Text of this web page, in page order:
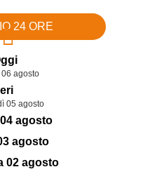
24 ORE
agosto
Ieri
05 agosto
agosto
agosto
02 agosto